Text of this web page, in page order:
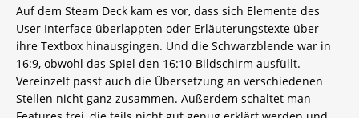
Auf dem Steam Deck kam es vor, dass sich Elemente des
User Interface überlappten oder Erläuterungstexte über
ihre Textbox hinausgingen. Und die Schwarzblende war in
16:9, obwohl das Spiel den 16:10-Bildschirm ausfüllt.
Vereinzelt passt auch die Übersetzung an verschiedenen
Stellen nicht ganz zusammen. Außerdem schaltet man